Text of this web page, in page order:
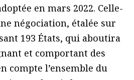
en mars 2022. Celle-
négociation, étalée sur
193 États, qui aboutira
et comportant des
compte l’ensemble du